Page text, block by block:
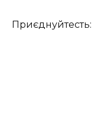
Приєднуйтесть: